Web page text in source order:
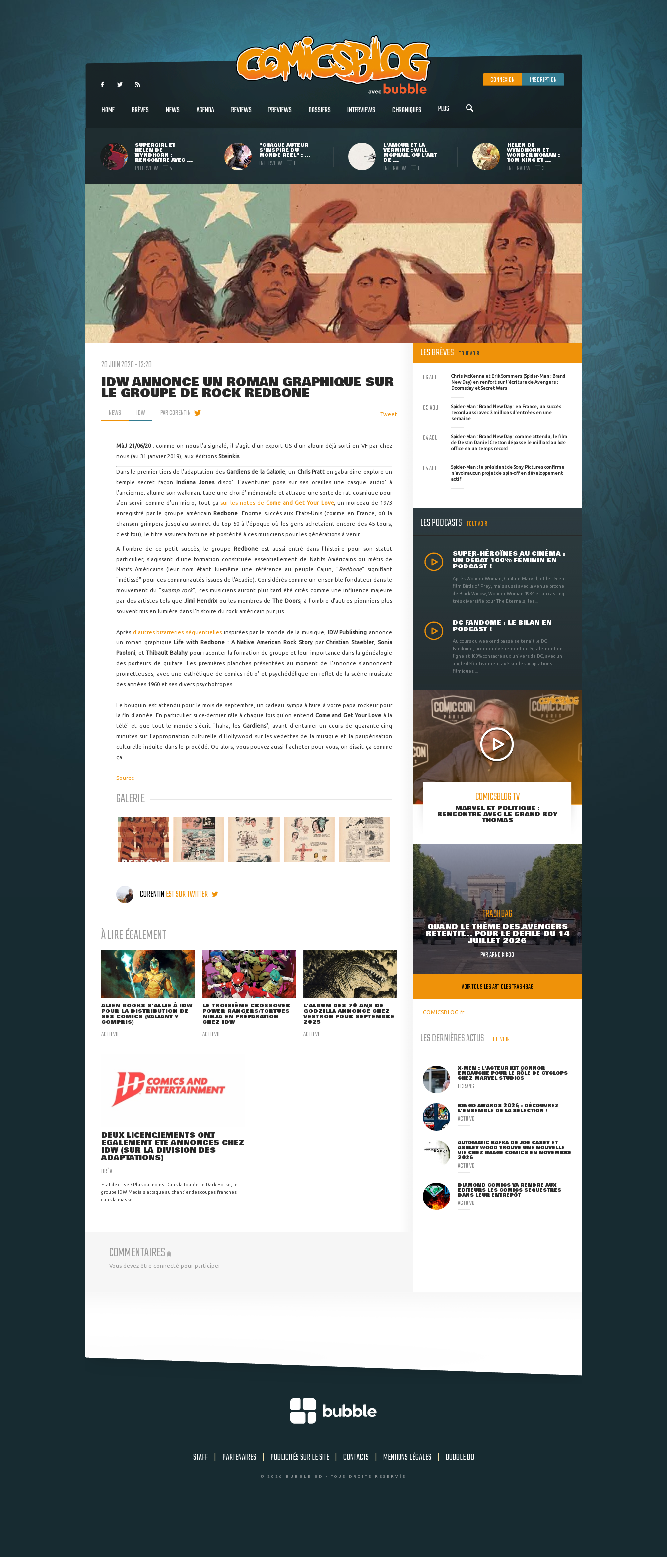
CONNEXION INSCRIPTION
HOME BRÈVES NEWS AGENDA REVIEWS PREVIEWS DOSSIERS INTERVIEWS CHRONIQUES PLUS
SUPERGIRL ET
HELEN DE
WYNDHORN :
RENCONTRE AVEC ...
INTERVIEW 4
"CHAQUE AUTEUR
S'INSPIRE DU
MONDE RÉEL" : ...
INTERVIEW 1
L'AMOUR ET LA
VERMINE : WILL
MCPHAIL, OU L'ART
DE ...
INTERVIEW 1
HELEN DE
WYNDHORN ET
WONDER WOMAN :
TOM KING ET ...
INTERVIEW 3
20 JUIN 2020 - 13:20
IDW ANNONCE UN ROMAN GRAPHIQUE SUR
LE GROUPE DE ROCK REDBONE
NEWS IDW PARCORENTIN Tweet
MàJ 21/06/20 : comme on nous l'a signalé, il s'agit d'un export US d'un album déjà sorti en VF par chez
nous (au 31 janvier 2019), aux éditions Steinkis.
Dans le premier tiers de l'adaptation des Gardiens de la Galaxie, un Chris Pratten gabardine explore un
temple secret façon Indiana Jonesdisco'. L'aventurier pose sur ses oreilles une casque audio' à
l'ancienne, allume son walkman, tape une choré' mémorable et attrape une sorte de rat cosmique pour
s'en servir comme d'un micro, tout ça sur les notes deCome and Get Your Love, un morceau de 1973
enregistré par le groupe américain Redbone . Enorme succès aux Etats-Unis (comme en France, où la
chanson grimpera jusqu'au sommet du top 50 à l'époque où les gens achetaient encore des 45 tours,
c'est fou), le titre assurera fortune et postérité à ces musiciens pour les générations à venir.
A l'ombre de ce petit succès, le groupe Redbone est aussi entré dans l'histoire pour son statut
particulier, s'agissant d'une formation constituée essentiellement de Natifs Américains ou métis de
Natifs Américains (leur nom étant lui-même une référence au peuple Cajun, "Redbone" signifiant
"métissé" pour ces communautés issues de l'Acadie). Considérés comme un ensemble fondateur dans le
mouvement du "swamp rock", ces musiciens auront plus tard été cités comme une influence majeure
par des artistes tels que Jimi Hendrix ou les membres de The Doors, à l'ombre d'autres pionniers plus
souvent mis en lumière dans l'histoire du rock américain pur jus.
Après d'autres bizarreries séquentielles inspirées par le monde de la musique, IDW Publishing annonce
un roman graphique Life with Redbone : A Native American Rock Storypar Christian Staebler, Sonia
Paoloni , etThibault Balahy pour raconter la formation du groupe et leur importance dans la généalogie
des porteurs de guitare. Les premières planches présentées au moment de l'annonce s'annoncent
prometteuses, avec une esthétique de comics rétro' et psychédélique en reflet de la scène musicale
des années 1960 et ses divers psychotropes.
Le bouquin est attendu pour le mois de septembre, un cadeau sympa à faire à votre papa rockeur pour
la fin d'année. En particulier si ce-dernier râle à chaque fois qu'on entend Come and Get Your Love à la
télé' et que tout le monde s'écrit "haha, les Gardiens", avant d'entamer un cours de quarante-cinq
minutes sur l'appropriation culturelle d'Hollywood sur les vedettes de la musique et la paupérisation
culturelle induite dans le procédé. Ou alors, vous pouvez aussi l'acheter pour vous, on disait ça comme
ça.
Source
GALERIE
CORENTINEST SUR TWITTER
À LIRE ÉGALEMENT
ALIEN BOOKS S'ALLIE À IDW
POUR LA DISTRIBUTION DE
SES COMICS (VALIANT Y
COMPRIS)
ACTU VO
LE TROISIÈME CROSSOVER
POWER RANGERS/TORTUES
NINJA EN PRÉPARATION
CHEZ IDW
ACTU VO
L'ALBUM DES 70 ANS DE
GODZILLA ANNONCÉ CHEZ
VESTRON POUR SEPTEMBRE
2025
ACTU VF
DEUX LICENCIEMENTS ONT
ÉGALEMENT ÉTÉ ANNONCÉS CHEZ
IDW (SUR LA DIVISION DES
ADAPTATIONS)
BRÈVE
Etat de crise ? Plus ou moins. Dans la foulée de Dark Horse, le
groupe IDW Media s'attaque au chantier des coupes franches
dans la masse ...
COMMENTAIRES (0)
Vous devez être connecté pour participer
LES BRÈVES TOUT VOIR
Chris McKenna et Erik Sommers (Spider-Man : Brand
New Day) en renfort sur l'écriture de Avengers :
Doomsday et Secret Wars
06 AOU
Spider-Man : Brand New Day : en France, un succès
record aussi avec 3 millions d'entrées en une
semaine
05 AOU
Spider-Man : Brand New Day : comme attendu, le film
de Destin Daniel Cretton dépasse le milliard au box-
office en un temps record
04 AOU
Spider-Man : le président de Sony Pictures confirme
n'avoir aucun projet de spin-off en développement
actif
04 AOU
LES PODCASTS TOUT VOIR
SUPER-HÉROÏNES AU CINÉMA :
UN DÉBAT 100% FÉMININ EN
PODCAST !
Après Wonder Woman, Captain Marvel, et le récent
film Birds of Prey, mais aussi avec la venue proche
de Black Widow, Wonder Woman 1984 et un casting
très diversifié pour The Eternals, les ...
DC FANDOME : LE BILAN EN
PODCAST !
Au cours du weekend passé se tenait le DC
Fandome, premier évènement intégralement en
ligne et 100% consacré aux univers de DC, avec un
angle définitivement axé sur les adaptations
filmiques ...
COMICSBLOG TV
MARVEL ET POLITIQUE :
RENCONTRE AVEC LE GRAND ROY
THOMAS
TRASHBAG
QUAND LE THÈME DES AVENGERS
RETENTIT... POUR LE DÉFILÉ DU 14
JUILLET 2026
PARARNO KIKOO
VOIR TOUS LES ARTICLES TRASHBAG
COMICSBLOG.fr
LES DERNIÈRES ACTUS TOUT VOIR
X-MEN : L'ACTEUR KIT CONNOR
EMBAUCHÉ POUR LE RÔLE DE CYCLOPS
CHEZ MARVEL STUDIOS
ECRANS
RINGO AWARDS 2026 : DÉCOUVREZ
L'ENSEMBLE DE LA SÉLECTION !
ACTU VO
AUTOMATIC KAFKA DE JOE CASEY ET
ASHLEY WOOD TROUVE UNE NOUVELLE
VIE CHEZ IMAGE COMICS EN NOVEMBRE
2026
ACTU VO
DIAMOND COMICS VA RENDRE AUX
ÉDITEURS LES COMICS SÉQUESTRÉS
DANS LEUR ENTREPÔT
ACTU VO
STAFF | PARTENAIRES | PUBLICITÉS SUR LE SITE | CONTACTS | MENTIONS LÉGALES | BUBBLE BD
© 2026 BUBBLE BD - TOUS DROITS RÉSERVÉS